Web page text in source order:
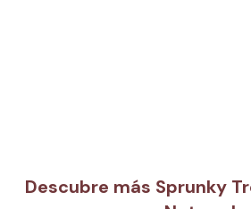
Descubre más Sprunky